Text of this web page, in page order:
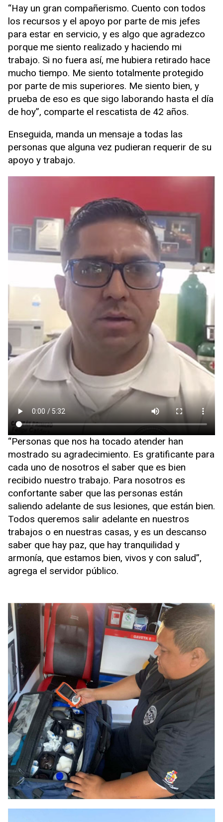
“Hay un gran compañerismo. Cuento con todos
los recursos y el apoyo por parte de mis jefes
para estar en servicio, y es algo que agradezco
porque me siento realizado y haciendo mi
trabajo. Si no fuera así, me hubiera retirado hace
mucho tiempo. Me siento totalmente protegido
por parte de mis superiores. Me siento bien, y
prueba de eso es que sigo laborando hasta el día
de hoy”, comparte el rescatista de 42 años.
Enseguida, manda un mensaje a todas las
personas que alguna vez pudieran requerir de su
apoyo y trabajo.
“Personas que nos ha tocado atender han
mostrado su agradecimiento. Es gratificante para
cada uno de nosotros el saber que es bien
recibido nuestro trabajo. Para nosotros es
confortante saber que las personas están
saliendo adelante de sus lesiones, que están bien.
Todos queremos salir adelante en nuestros
trabajos o en nuestras casas, y es un descanso
saber que hay paz, que hay tranquilidad y
armonía, que estamos bien, vivos y con salud”,
agrega el servidor público.